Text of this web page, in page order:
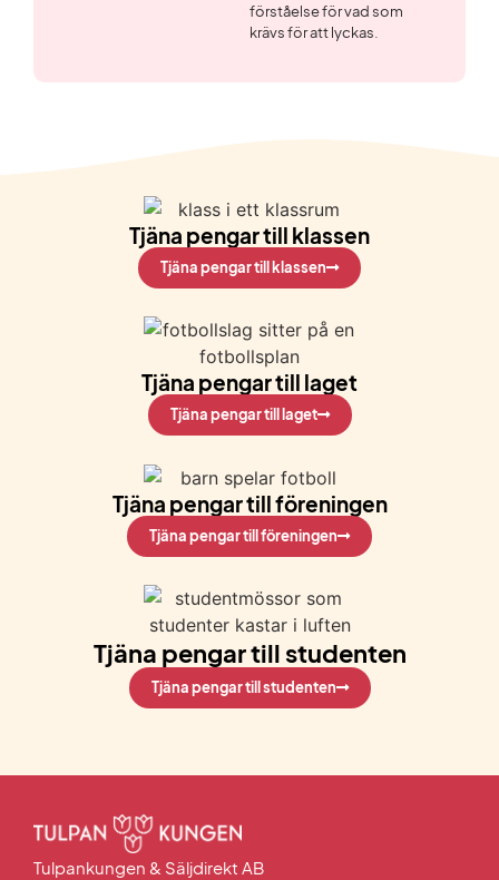
förståelse för vad som
krävs för att lyckas.
Tjäna pengar till klassen
Tjäna pengar till klassen
Tjäna pengar till laget
Tjäna pengar till laget
Tjäna pengar till föreningen
Tjäna pengar till föreningen
Tjäna pengar till studenten
Tjäna pengar till studenten
Tulpankungen & Säljdirekt AB